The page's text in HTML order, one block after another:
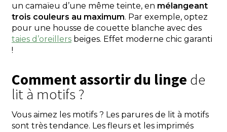
un camaïeu d’une même teinte, en mélangeant
trois couleurs au maximum. Par exemple, optez
pour une housse de couette blanche avec des
taies d’oreillers beiges. Effet moderne chic garanti
!
Comment assortir du linge de
lit à motifs ?
Vous aimez les motifs ? Les parures de lit à motifs
sont très tendance. Les fleurs et les imprimés